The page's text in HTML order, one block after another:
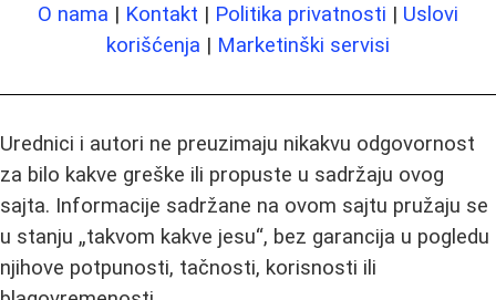
O nama | Kontakt | Politika privatnosti | Uslovi
korišćenja | Marketinški servisi
Urednici i autori ne preuzimaju nikakvu odgovornost
za bilo kakve greške ili propuste u sadržaju ovog
sajta. Informacije sadržane na ovom sajtu pružaju se
u stanju „takvom kakve jesu“, bez garancija u pogledu
njihove potpunosti, tačnosti, korisnosti ili